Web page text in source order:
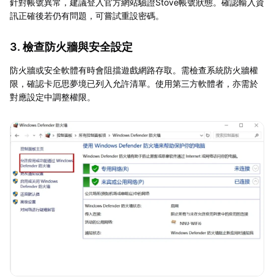
訊正確後若仍有問題，可嘗試重設密碼。
3. 檢查防火牆與安全設定
防火牆或安全軟體有時會阻擋遊戲網路存取。需檢查系統防火牆權
限，確認卡厄思夢境已列入允許清單。使用第三方軟體者，亦需於
對應設定中調整權限。